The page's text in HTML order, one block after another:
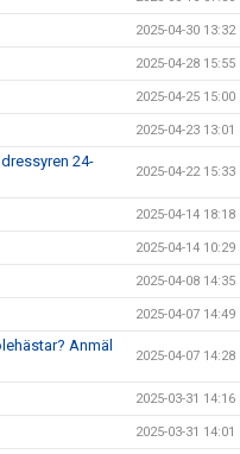
2025-04-30 13:32
2025-04-28 15:55
2025-04-25 15:00
2025-04-23 13:01
24-
2025-04-22 15:33
2025-04-14 18:18
2025-04-14 10:29
2025-04-08 14:35
2025-04-07 14:49
Anmäl
2025-04-07 14:28
2025-03-31 14:16
2025-03-31 14:01